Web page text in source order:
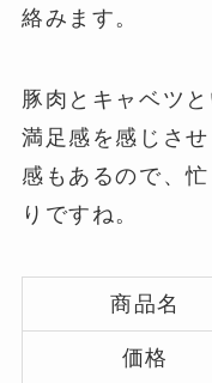
絡みます。
豚肉とキャベツ
満足感を感じさ
感もあるので、
りですね。
商品名
価格